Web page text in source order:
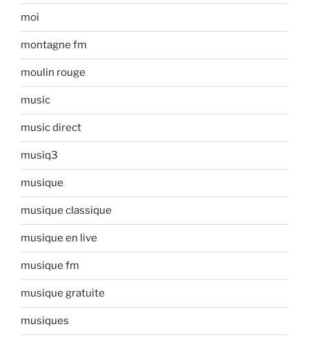
moi
montagne fm
moulin rouge
music
music direct
musiq3
musique
musique classique
musique en live
musique fm
musique gratuite
musiques